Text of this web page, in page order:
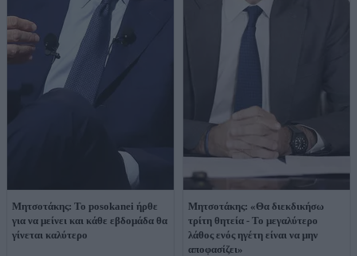
Μητσοτάκης: Το posokanei ήρθε
για να μείνει και κάθε εβδομάδα θα
γίνεται καλύτερο
Μητσοτάκης: «Θα διεκδικήσω
τρίτη θητεία - Το μεγαλύτερο
λάθος ενός ηγέτη είναι να μην
αποφασίζει»